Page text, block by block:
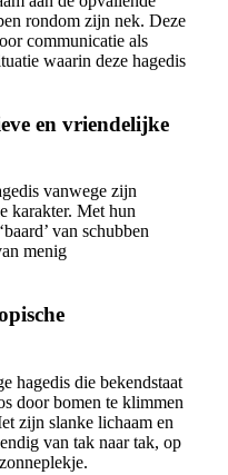
rondom zijn nek. Deze
communicatie als
waarin deze hagedis
en vriendelijke
vanwege zijn
karakter. Met hun
van schubben
menig
hagedis die bekendstaat
door bomen te klimmen
zijn slanke lichaam en
van tak naar tak, op